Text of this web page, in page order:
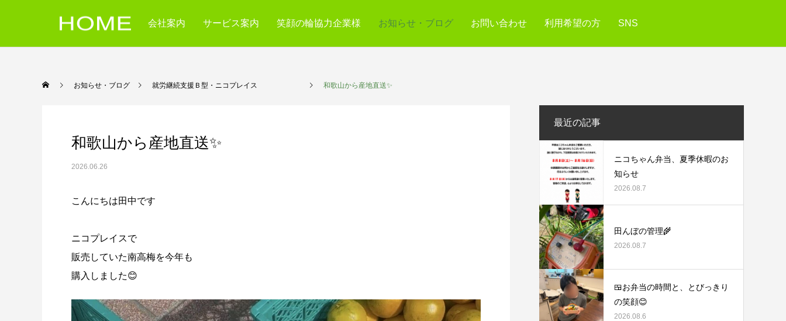
会社案内 サービス案内 笑顔の輪協力企業様 お知らせ・ブログ お問い合わせ 利用希望の方 SNS
お知らせ・ブログ 就労継続支援Ｂ型・ニコプレイス 和歌山から産地直送✨
和歌山から産地直送✨
2026.06.26
こんにちは田中です
ニコプレイスで
販売していた南高梅を今年も
購入しました😊
最近の記事
ニコちゃん弁当、夏季休暇のお
知らせ
2026.08.7
田んぼの管理🌾
2026.08.7
🍱お弁当の時間と、とびっきり
の笑顔😊
2026.08.6